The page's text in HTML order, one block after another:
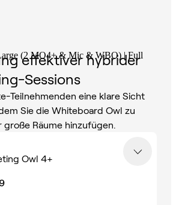
effektiver hybrider
Sessions
Teilnehmenden eine klare Sicht
Sie die Whiteboard Owl zu
Räume hinzufügen.
Owl 4+